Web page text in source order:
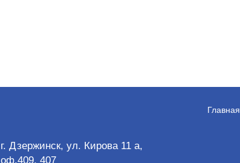
Главная
г. Дзержинск, ул. Кирова 11 а,
оф.409, 407